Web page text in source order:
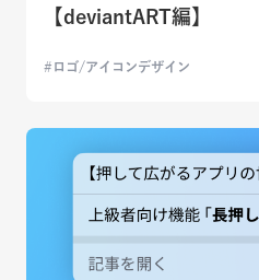
【deviantART編】
ロゴ/アイコンデザイン